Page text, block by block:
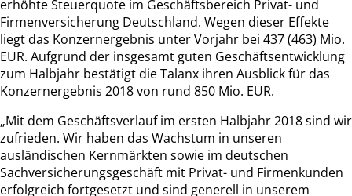
erhöhte Steuerquote im Geschäftsbereich Privat- und
Firmenversicherung Deutschland. Wegen dieser Effekte
liegt das Konzernergebnis unter Vorjahr bei 437 (463) Mio.
EUR. Aufgrund der insgesamt guten Geschäftsentwicklung
zum Halbjahr bestätigt die Talanx ihren Ausblick für das
Konzernergebnis 2018 von rund 850 Mio. EUR.
„Mit dem Geschäftsverlauf im ersten Halbjahr 2018 sind wir
zufrieden. Wir haben das Wachstum in unseren
ausländischen Kernmärkten sowie im deutschen
Sachversicherungsgeschäft mit Privat- und Firmenkunden
erfolgreich fortgesetzt und sind generell in unserem